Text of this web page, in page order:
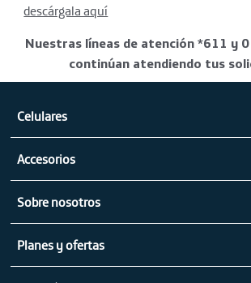
descárgala aquí
Nuestras líneas de atención *611 y
continúan atendiendo tus
Celulares
iPhone
Celulares Samsung
Celulares Xiaomi
Celulares Motorola
Celulares Honor
Accesorios
Audífonos
Tablets
Electrodomésticos
Cargadores
Sobre nosotros
Mapa de cobertura fija
Mapa de cobertura móvil
Consulta el instructivo
Planes y ofertas
Planes Pospago